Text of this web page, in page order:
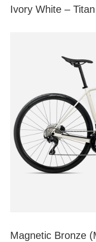
Ivory White –
Magnetic Bronze